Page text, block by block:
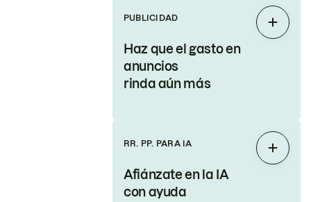
PUBLICIDAD
Haz que el gasto en
anuncios
rinda aún más
RR. PP. PARA IA
Afiánzate en la IA
con ayuda